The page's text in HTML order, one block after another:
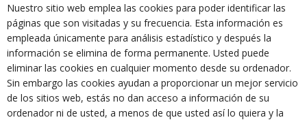
Nuestro sitio web emplea las cookies para poder identificar las
páginas que son visitadas y su frecuencia. Esta información es
empleada únicamente para análisis estadístico y después la
información se elimina de forma permanente. Usted puede
eliminar las cookies en cualquier momento desde su ordenador.
Sin embargo las cookies ayudan a proporcionar un mejor servicio
de los sitios web, estás no dan acceso a información de su
ordenador ni de usted, a menos de que usted así lo quiera y la